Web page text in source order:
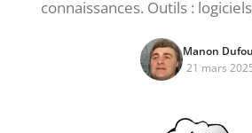
connaissances. Outils :
Manon
21 mars